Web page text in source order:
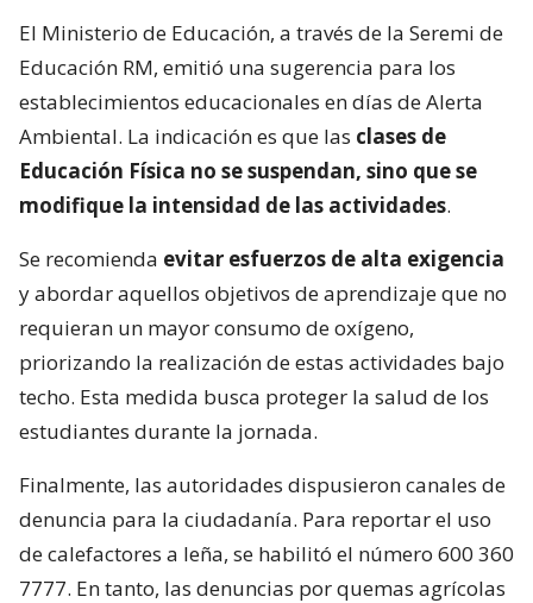
El Ministerio de Educación, a través de la Seremi de
Educación RM, emitió una sugerencia para los
establecimientos educacionales en días de Alerta
Ambiental. La indicación es que las clases de
Educación Física no se suspendan, sino que se
modifique la intensidad de las actividades.
Se recomienda evitar esfuerzos de alta exigencia
y abordar aquellos objetivos de aprendizaje que no
requieran un mayor consumo de oxígeno,
priorizando la realización de estas actividades bajo
techo. Esta medida busca proteger la salud de los
estudiantes durante la jornada.
Finalmente, las autoridades dispusieron canales de
denuncia para la ciudadanía. Para reportar el uso
de calefactores a leña, se habilitó el número 600 360
7777. En tanto, las denuncias por quemas agrícolas